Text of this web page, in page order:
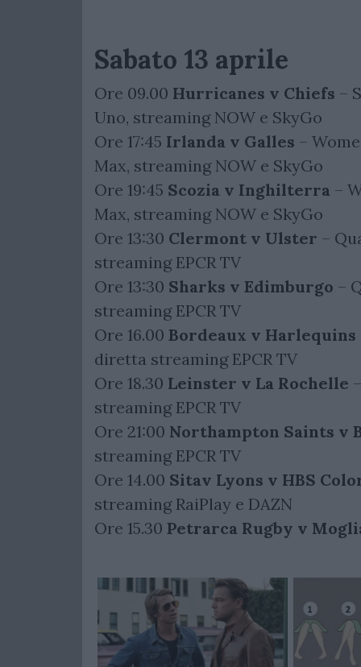
Sabato 13 aprile
Ore 09.00 Hurricanes v Chiefs –
Uno, streaming NOW e SkyGo
Ore 17:45 Irlanda v Galles –
Max, streaming NOW e SkyGo
Ore 19:45 Scozia v Inghilterra –
Max, streaming NOW e SkyGo
Ore 13:30 Clermont v Ulster –
streaming EPCR TV
Ore 13:30 Sharks v Edimburgo –
streaming EPCR TV
Ore 16.00 Bordeaux v Harlequins
diretta streaming EPCR TV
Ore 18.30 Leinster v La Rochelle
streaming EPCR TV
Ore 21:00 Northampton Saints v
streaming EPCR TV
Ore 14.00 Sitav Lyons v HBS
streaming RaiPlay e DAZN
Ore 15.30 Petrarca Rugby v